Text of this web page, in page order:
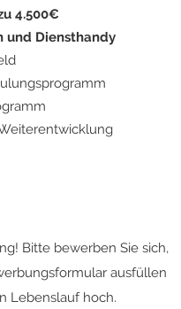
4.500€
und Diensthandy
Bitte bewerben Sie sich,
ausfüllen
Lebenslauf hoch.